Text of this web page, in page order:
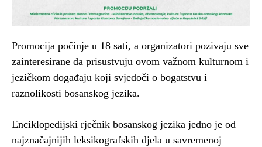
Promocija počinje u 18 sati, a organizatori pozivaju sve
zainteresirane da prisustvuju ovom važnom kulturnom i
jezičkom događaju koji svjedoči o bogatstvu i
raznolikosti bosanskog jezika.
Enciklopedijski rječnik bosanskog jezika jedno je od
najznačajnijih leksikografskih djela u savremenoj